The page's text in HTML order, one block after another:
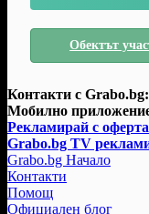
Обектът
Контакти с Grabo.bg:
Мобилно
Рекламирай с оферта
Grabo.bg TV
Grabo.bg Начало
Контакти
Помощ
Официален блог